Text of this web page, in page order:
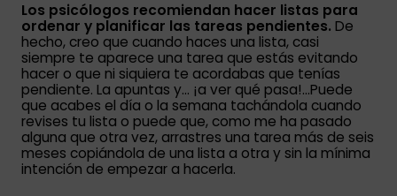
Los psicólogos recomiendan hacer listas para
ordenar y planificar las tareas pendientes. De
hecho, creo que cuando haces una lista, casi
siempre te aparece una tarea que estás evitando
hacer o que ni siquiera te acordabas que tenías
pendiente. La apuntas y… ¡a ver qué pasa!…Puede
que acabes el día o la semana tachándola cuando
revises tu lista o puede que, como me ha pasado
alguna que otra vez, arrastres una tarea más de seis
meses copiándola de una lista a otra y sin la mínima
intención de empezar a hacerla.